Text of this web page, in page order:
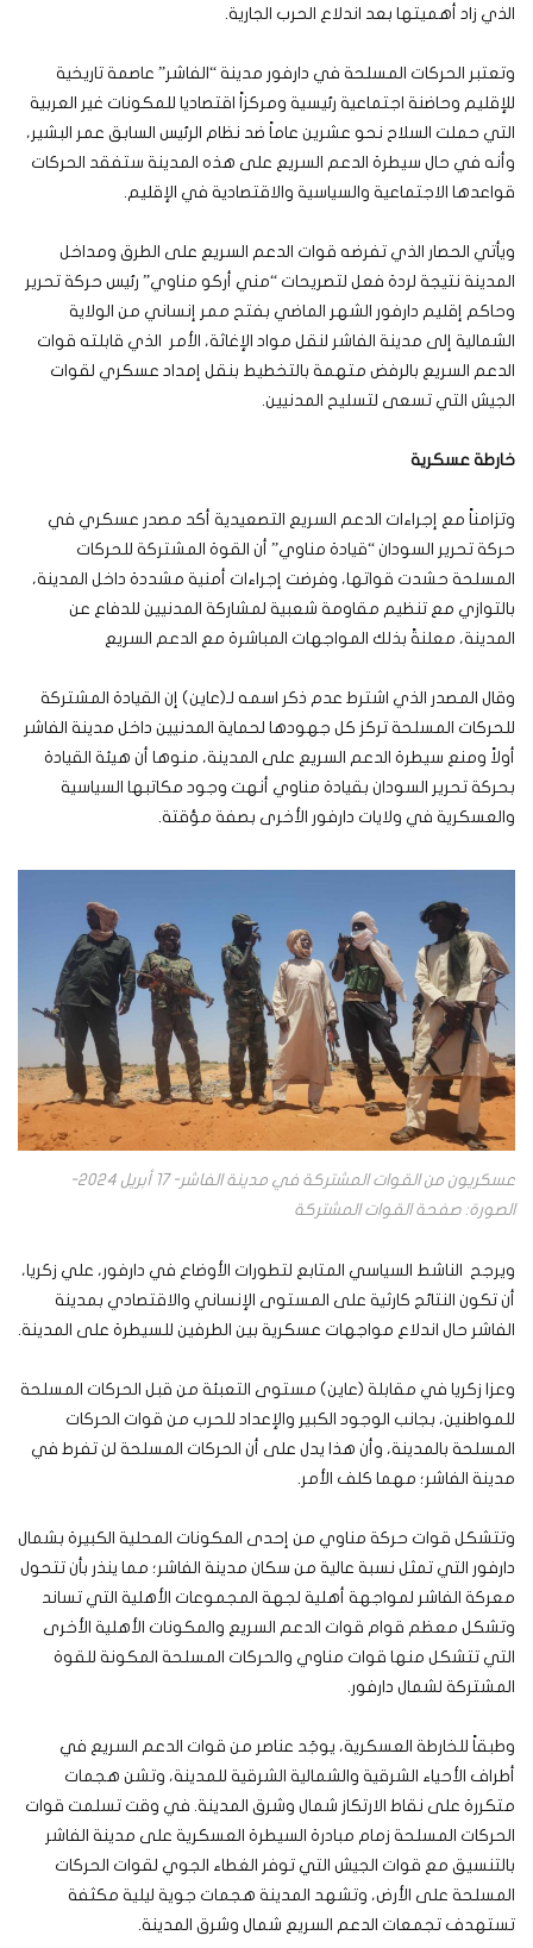
الذي زاد أهميتها بعد اندلاع الحرب الجارية.
وتعتبر الحركات المسلحة في دارفور مدينة “الفاشر” عاصمة تاريخية
للإقليم وحاضنة اجتماعية رئيسية ومركزاً اقتصاديا للمكونات غير العربية
التي حملت السلاح نحو عشرين عاماً ضد نظام الرئيس السابق عمر البشير،
وأنه في حال سيطرة الدعم السريع على هذه المدينة ستفقد الحركات
قواعدها الاجتماعية والسياسية والاقتصادية في الإقليم.
ويأتي الحصار الذي تفرضه قوات الدعم السريع على الطرق ومداخل
المدينة نتيجة لردة فعل لتصريحات “مني أركو مناوي” رئيس حركة تحرير
وحاكم إقليم دارفور الشهر الماضي بفتح ممر إنساني من الولاية
الشمالية إلى مدينة الفاشر لنقل مواد الإغاثة، الأمر الذي قابلته قوات
الدعم السريع بالرفض متهمة بالتخطيط بنقل إمداد عسكري لقوات
الجيش التي تسعى لتسليح المدنيين.
خارطة عسكرية
وتزامناً مع إجراءات الدعم السريع التصعيدية أكد مصدر عسكري في
حركة تحرير السودان “قيادة مناوي” أن القوة المشتركة للحركات
المسلحة حشدت قواتها، وفرضت إجراءات أمنية مشددة داخل المدينة،
بالتوازي مع تنظيم مقاومة شعبية لمشاركة المدنيين للدفاع عن
المدينة، معلنةً بذلك المواجهات المباشرة مع الدعم السريع
وقال المصدر الذي اشترط عدم ذكر اسمه لـ(عاين) إن القيادة المشتركة
للحركات المسلحة تركز كل جهودها لحماية المدنيين داخل مدينة الفاشر
أولاً ومنع سيطرة الدعم السريع على المدينة، منوها أن هيئة القيادة
بحركة تحرير السودان بقيادة مناوي أنهت وجود مكاتبها السياسية
والعسكرية في ولايات دارفور الأخرى بصفة مؤقتة.
عسكريون من القوات المشتركة في مدينة الفاشر- 17 أبريل 2024-
الصورة: صفحة القوات المشتركة
ويرجح الناشط السياسي المتابع لتطورات الأوضاع في دارفور، علي زكريا،
أن تكون النتائج كارثية على المستوى الإنساني والاقتصادي بمدينة
الفاشر حال اندلاع مواجهات عسكرية بين الطرفين للسيطرة على المدينة.
وعزا زكريا في مقابلة (عاين) مستوى التعبئة من قبل الحركات المسلحة
للمواطنين، بجانب الوجود الكبير والإعداد للحرب من قوات الحركات
المسلحة بالمدينة، وأن هذا يدل على أن الحركات المسلحة لن تفرط في
مدينة الفاشر؛ مهما كلف الأمر.
وتتشكل قوات حركة مناوي من إحدى المكونات المحلية الكبيرة بشمال
دارفور التي تمثل نسبة عالية من سكان مدينة الفاشر؛ مما ينذر بأن تتحول
معركة الفاشر لمواجهة أهلية لجهة المجموعات الأهلية التي تساند
وتشكل معظم قوام قوات الدعم السريع والمكونات الأهلية الأخرى
التي تتشكل منها قوات مناوي والحركات المسلحة المكونة للقوة
المشتركة لشمال دارفور.
وطبقاً للخارطة العسكرية، يوجَد عناصر من قوات الدعم السريع في
أطراف الأحياء الشرقية والشمالية الشرقية للمدينة، وتشن هجمات
متكررة على نقاط الارتكاز شمال وشرق المدينة. في وقت تسلمت قوات
الحركات المسلحة زمام مبادرة السيطرة العسكرية على مدينة الفاشر
بالتنسيق مع قوات الجيش التي توفر الغطاء الجوي لقوات الحركات
المسلحة على الأرض، وتشهد المدينة هجمات جوية ليلية مكثفة
تستهدف تجمعات الدعم السريع شمال وشرق المدينة.